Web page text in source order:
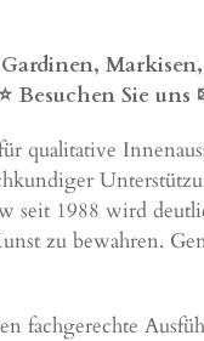
Besuchen Sie uns
qualitative
1988 wird
zu bewahren.